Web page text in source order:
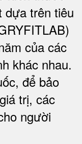
dựa trên tiêu
của các
khác nhau.
để bảo
trị, các
người